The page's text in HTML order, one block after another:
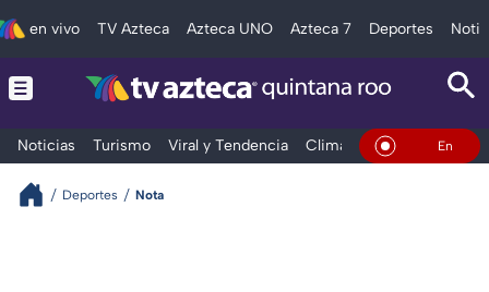
en vivo TV Azteca Azteca UNO Azteca 7 Deportes
Noticias Turismo Viral y Tendencia Clima Tráfico En Vivo
Deportes Nota